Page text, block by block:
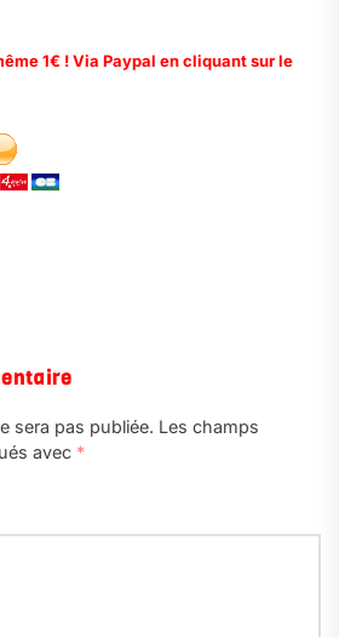
1€ ! Via Paypal en cliquant sur le
sera pas publiée. Les champs
avec *